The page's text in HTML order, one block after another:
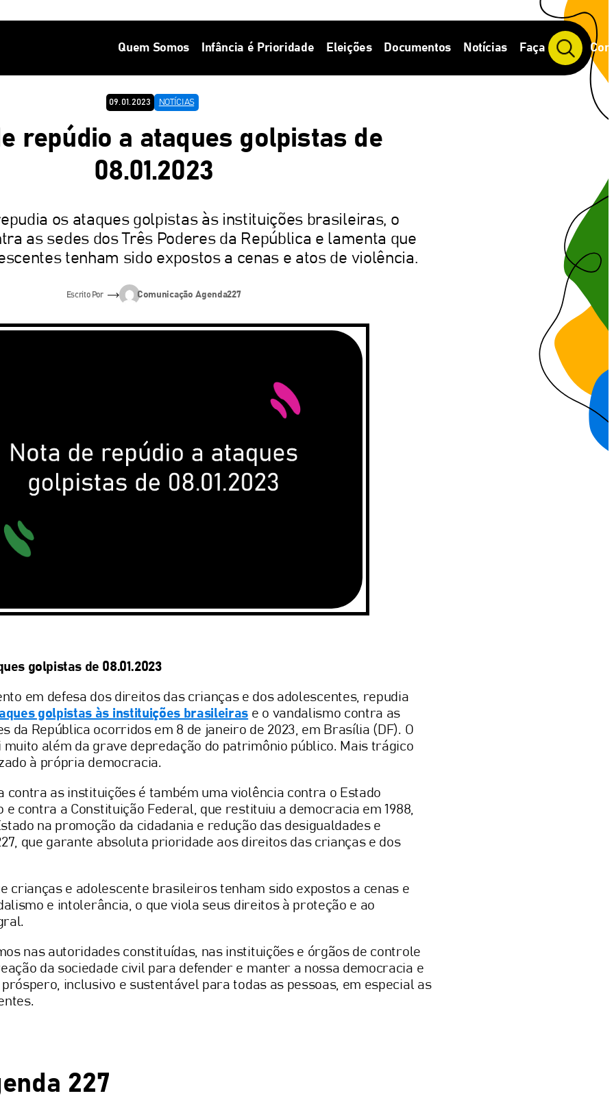
Quem Somos Infância é Prioridade Eleições Documentos Notícias Faça Parte
P
e
09.01.2023 NOTÍCIAS
repúdio a ataques golpistas de
08.01.2023
os ataques golpistas às instituições brasileiras, o
as sedes dos Três Poderes da República e lamenta que
tenham sido expostos a cenas e atos de violência.
Escrito Por Comunicação Agenda227
golpistas de 08.01.2023
em defesa dos direitos das crianças e dos adolescentes, repudia
golpistas às instituições brasileiras e o vandalismo contra as
da República ocorridos em 8 de janeiro de 2023, em Brasília (DF). O
muito além da grave depredação do patrimônio público. Mais trágico
à própria democracia.
contra as instituições é também uma violência contra o Estado
contra a Constituição Federal, que restituiu a democracia em 1988,
na promoção da cidadania e redução das desigualdades e
que garante absoluta prioridade aos direitos das crianças e dos
crianças e adolescente brasileiros tenham sido expostos a cenas e
e intolerância, o que viola seus direitos à proteção e ao
nas autoridades constituídas, nas instituições e órgãos de controle
da sociedade civil para defender e manter a nossa democracia e
inclusivo e sustentável para todas as pessoas, em especial as
227